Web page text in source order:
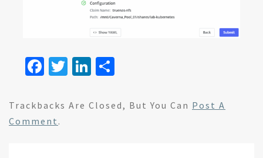
Fa
b
o
T
tt
Li
ke ar
Trackbacks Are Closed, But You Can Post A
Comment .